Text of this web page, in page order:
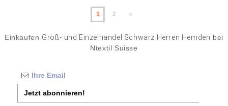
1 2 »
Einkaufen Groß- und Einzelhandel Schwarz Herren Hemden bei
Ntextil Suisse
Jetzt abonnieren!